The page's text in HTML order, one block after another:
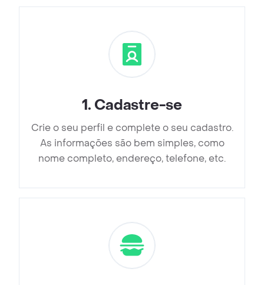
1. Cadastre-se
Crie o seu perfil e complete o seu cadastro.
As informações são bem simples, como
nome completo, endereço, telefone, etc.